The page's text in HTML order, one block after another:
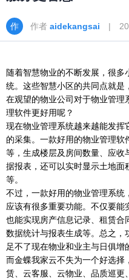
作者 aidekangsai |
随着智慧物业的不断发展，很
统。这些智慧小区的共同点就
在观望的物业公司对于物业管理
理软件更好用呢？
现在物业管理系统越来越能发
的采集。一款好用的物业管理
等，生成楼层及房间数量、应收
据报表，还可以实时显示土地面
等。
不过，一款好用的物业管理系
应该有很多重要功能。不仅要能
也能实现房产信息记录、租赁合
数据统计与报表生成等。总之
足不了现在物业和业主与日俱增
而金蝶我家云不失为一个好选择
赁、云客服、云物业、品质巡更